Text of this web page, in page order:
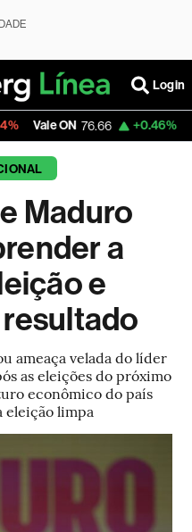
Login
76.66 +0.46% Itaú PN
Maduro
a
e
ameaça velada do líder
as eleições do próximo
econômico do país
eleição limpa